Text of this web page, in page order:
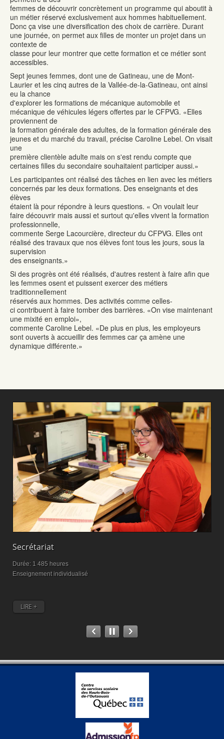
femmes de découvrir concrètement un programme qui aboutit à
un métier réservé exclusivement aux hommes habituellement.
Donc ça vise une diversification des choix de carrière. Durant
une journée, on permet aux filles de monter un projet dans un
contexte de
classe pour leur montrer que cette formation et ce métier sont
accessibles.
Sept jeunes femmes, dont une de Gatineau, une de Mont-
Laurier et les cinq autres de la Vallée-de-la-Gatineau, ont ainsi
eu la chance
d'explorer les formations de mécanique automobile et
mécanique de véhicules légers offertes par le CFPVG. «Elles
proviennent de
la formation générale des adultes, de la formation générale des
jeunes et du marché du travail, précise Caroline Lebel. On visait
une
première clientèle adulte mais on s'est rendu compte que
certaines filles du secondaire souhaitaient participer aussi.»
Les participantes ont réalisé des tâches en lien avec les métiers
concernés par les deux formations. Des enseignants et des
élèves
étaient là pour répondre à leurs questions. « On voulait leur
faire découvrir mais aussi et surtout qu'elles vivent la formation
professionnelle,
commente Serge Lacourcière, directeur du CFPVG. Elles ont
réalisé des travaux que nos élèves font tous les jours, sous la
supervision
des enseignants.»
Si des progrès ont été réalisés, d'autres restent à faire afin que
les femmes osent et puissent exercer des métiers
traditionnellement
réservés aux hommes. Des activités comme celles-
ci contribuent à faire tomber des barrières. «On vise maintenant
une mixité en emploi»,
commente Caroline Lebel. «De plus en plus, les employeurs
sont ouverts à accueillir des femmes car ça amène une
dynamique différente.»
Secrétariat
Durée: 1 485 heures
Enseignement individualisé
LIRE +